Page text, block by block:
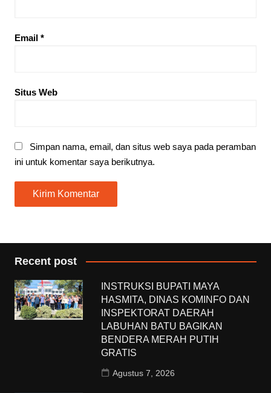
Email *
Situs Web
Simpan nama, email, dan situs web saya pada peramban
ini untuk komentar saya berikutnya.
Recent post
INSTRUKSI BUPATI MAYA
HASMITA, DINAS KOMINFO DAN
INSPEKTORAT DAERAH
LABUHAN BATU BAGIKAN
BENDERA MERAH PUTIH
GRATIS
Agustus 7, 2026